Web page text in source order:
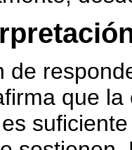
de
que